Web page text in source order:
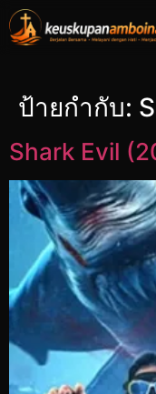
ป้ายกำกับ:
Shark Evil